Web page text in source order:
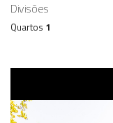
Divisões
Quartos 1